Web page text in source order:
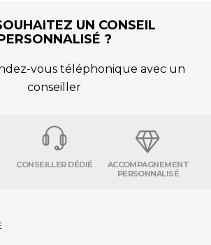
UN CONSEIL
?
vous téléphonique avec un
conseiller
CONSEILLER DÉDIÉ
ACCOMPAGNEMENT
PERSONNALISÉ